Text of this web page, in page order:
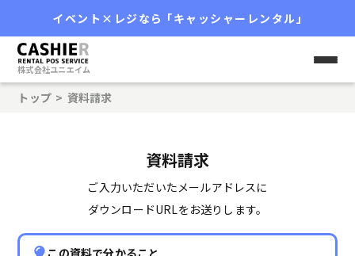
イベント レンタル
×レジなら 「キャッシャーレンタル」
株式会社ユニエイム
トップ > 資料請求
資料請求
ご入力いただいたメールアドレスに
ダウンロードURLをお送りします。
この資料で分かること